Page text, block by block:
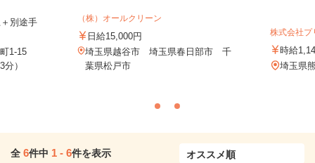
別途手
1-15
）
（株）オールクリーン
日給15,000円
埼玉県越谷市 埼玉県春日部市 千
葉県松戸市
株式会社
時給
埼玉県
全 6件中 1 - 6件を表示